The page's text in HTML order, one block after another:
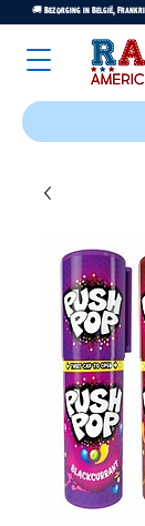
🚚 Bezorging in België,